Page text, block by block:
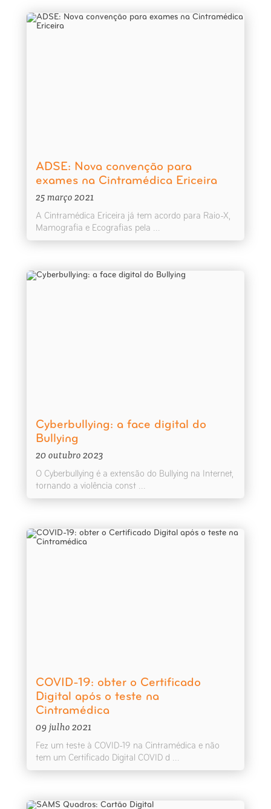
ADSE: Nova convenção para
exames na Cintramédica Ericeira
25 março 2021
A Cintramédica Ericeira já tem acordo para Raio-X,
Mamografia e Ecografias pela ...
Cyberbullying: a face digital do
Bullying
20 outubro 2023
O Cyberbullying é a extensão do Bullying na Internet,
tornando a violência const ...
COVID-19: obter o Certificado
Digital após o teste na
Cintramédica
09 julho 2021
Fez um teste à COVID-19 na Cintramédica e não
tem um Certificado Digital COVID d ...